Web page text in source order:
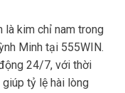
là kim chỉ nam trong
Minh tại 555WIN.
24/7, với thời
tỷ lệ hài lòng